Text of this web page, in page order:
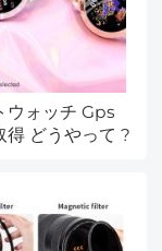
ウォッチ Gps
得 どうやって ?